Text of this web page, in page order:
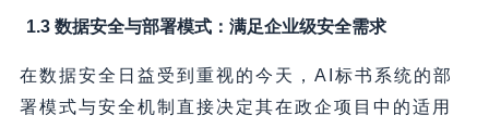
1.3 数据安全与部署模式：满足企业级安全需求
在数据安全日益受到重视的今天，AI标书系统的部
署模式与安全机制直接决定其在政企项目中的适用